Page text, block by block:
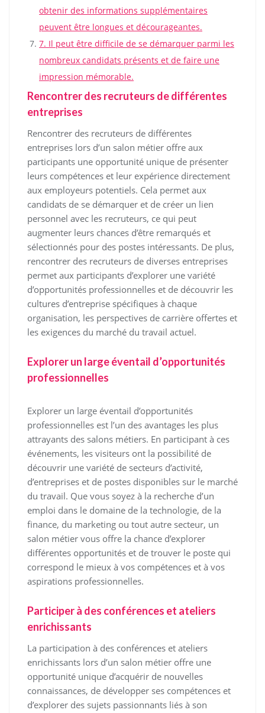
obtenir des informations supplémentaires
peuvent être longues et décourageantes.
7. Il peut être difficile de se démarquer parmi les
nombreux candidats présents et de faire une
impression mémorable.
Rencontrer des recruteurs de différentes
entreprises
Rencontrer des recruteurs de différentes
entreprises lors d’un salon métier offre aux
participants une opportunité unique de présenter
leurs compétences et leur expérience directement
aux employeurs potentiels. Cela permet aux
candidats de se démarquer et de créer un lien
personnel avec les recruteurs, ce qui peut
augmenter leurs chances d’être remarqués et
sélectionnés pour des postes intéressants. De plus,
rencontrer des recruteurs de diverses entreprises
permet aux participants d’explorer une variété
d’opportunités professionnelles et de découvrir les
cultures d’entreprise spécifiques à chaque
organisation, les perspectives de carrière offertes et
les exigences du marché du travail actuel.
Explorer un large éventail d’opportunités
professionnelles
Explorer un large éventail d’opportunités
professionnelles est l’un des avantages les plus
attrayants des salons métiers. En participant à ces
événements, les visiteurs ont la possibilité de
découvrir une variété de secteurs d’activité,
d’entreprises et de postes disponibles sur le marché
du travail. Que vous soyez à la recherche d’un
emploi dans le domaine de la technologie, de la
finance, du marketing ou tout autre secteur, un
salon métier vous offre la chance d’explorer
différentes opportunités et de trouver le poste qui
correspond le mieux à vos compétences et à vos
aspirations professionnelles.
Participer à des conférences et ateliers
enrichissants
La participation à des conférences et ateliers
enrichissants lors d’un salon métier offre une
opportunité unique d’acquérir de nouvelles
connaissances, de développer ses compétences et
d’explorer des sujets passionnants liés à son